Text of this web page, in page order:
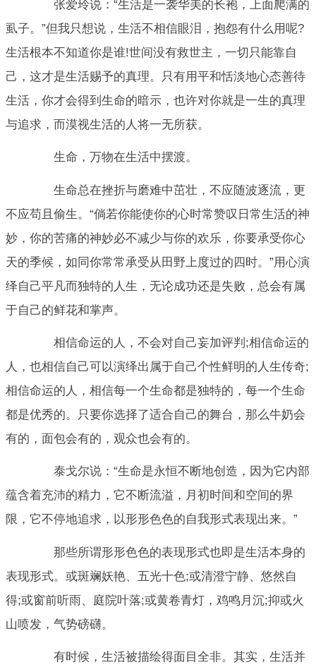
张爱玲说：“生活是一袭华美的长袍，上面爬满的
虱子。”但我只想说，生活不相信眼泪，抱怨有什么用呢?
生活根本不知道你是谁!世间没有救世主，一切只能靠自
己，这才是生活赐予的真理。只有用平和恬淡地心态善待
生活，你才会得到生命的暗示，也许对你就是一生的真理
与追求，而漠视生活的人将一无所获。
生命，万物在生活中摆渡。
生命总在挫折与磨难中茁壮，不应随波逐流，更
不应苟且偷生。“倘若你能使你的心时常赞叹日常生活的神
妙，你的苦痛的神妙必不减少与你的欢乐，你要承受你心
天的季候，如同你常常承受从田野上度过的四时。”用心演
绎自己平凡而独特的人生，无论成功还是失败，总会有属
于自己的鲜花和掌声。
相信命运的人，不会对自己妄加评判;相信命运的
人，也相信自己可以演绎出属于自己个性鲜明的人生传奇;
相信命运的人，相信每一个生命都是独特的，每一个生命
都是优秀的。只要你选择了适合自己的舞台，那么牛奶会
有的，面包会有的，观众也会有的。
泰戈尔说：“生命是永恒不断地创造，因为它内部
蕴含着充沛的精力，它不断流溢，月初时间和空间的界
限，它不停地追求，以形形色色的自我形式表现出来。”
那些所谓形形色色的表现形式也即是生活本身的
表现形式。或斑斓妖艳、五光十色;或清澄宁静、悠然自
得;或窗前听雨、庭院叶落;或黄卷青灯，鸡鸣月沉;抑或火
山喷发，气势磅礴。
有时候，生活被描绘得面目全非。其实，生活并